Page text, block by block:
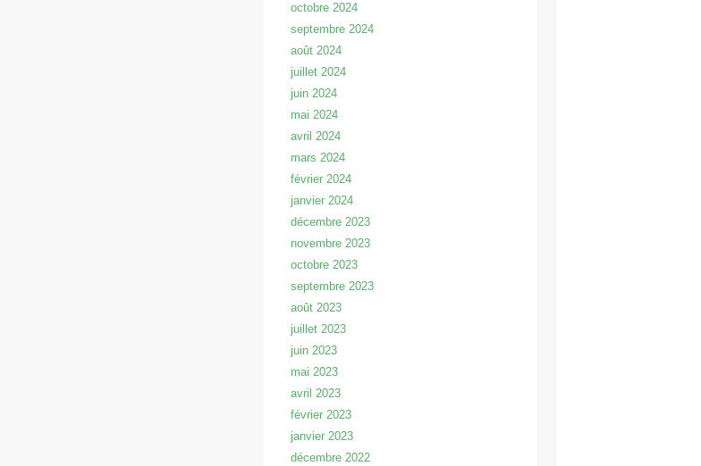
octobre 2024
septembre 2024
août 2024
juillet 2024
juin 2024
mai 2024
avril 2024
mars 2024
février 2024
janvier 2024
décembre 2023
novembre 2023
octobre 2023
septembre 2023
août 2023
juillet 2023
juin 2023
mai 2023
avril 2023
février 2023
janvier 2023
décembre 2022